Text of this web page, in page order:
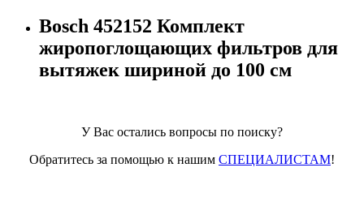
Bosch 452152 Комплект
жиропоглощающих фильтров для
вытяжек шириной до 100 см
У Вас остались вопросы по поиску?
Обратитесь за помощью к нашим СПЕЦИАЛИСТАМ!